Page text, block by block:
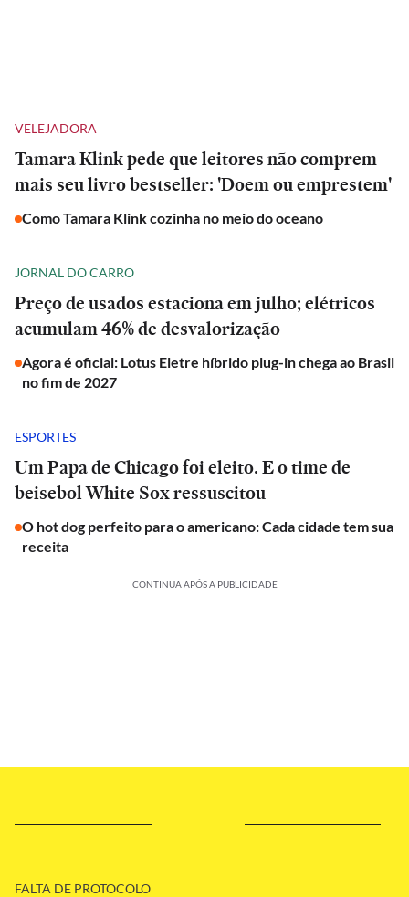
VELEJADORA
Tamara Klink pede que leitores não comprem
mais seu livro bestseller: 'Doem ou emprestem'
Como Tamara Klink cozinha no meio do oceano
JORNAL DO CARRO
Preço de usados estaciona em julho; elétricos
acumulam 46% de desvalorização
Agora é oficial: Lotus Eletre híbrido plug-in chega ao Brasil
no fim de 2027
ESPORTES
Um Papa de Chicago foi eleito. E o time de
beisebol White Sox ressuscitou
O hot dog perfeito para o americano: Cada cidade tem sua
receita
CONTINUA APÓS A PUBLICIDADE
FALTA DE PROTOCOLO